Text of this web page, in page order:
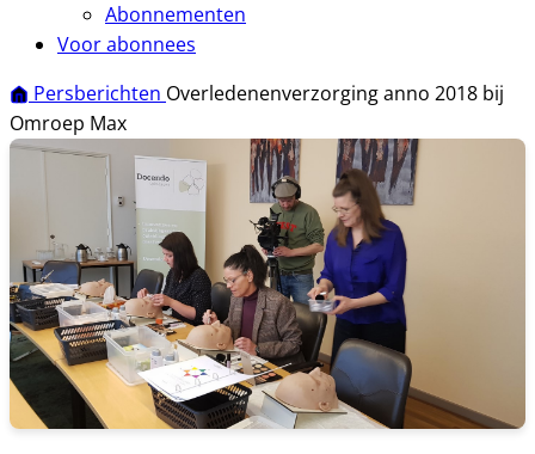
Abonnementen
Voor abonnees
Persberichten Overledenenverzorging anno 2018 bij
Omroep Max